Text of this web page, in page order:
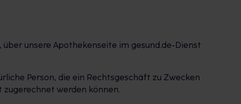
über unsere Apothekenseite im gesund.de-Dienst
Person, die ein Rechtsgeschäft zu Zwecken
werden können.